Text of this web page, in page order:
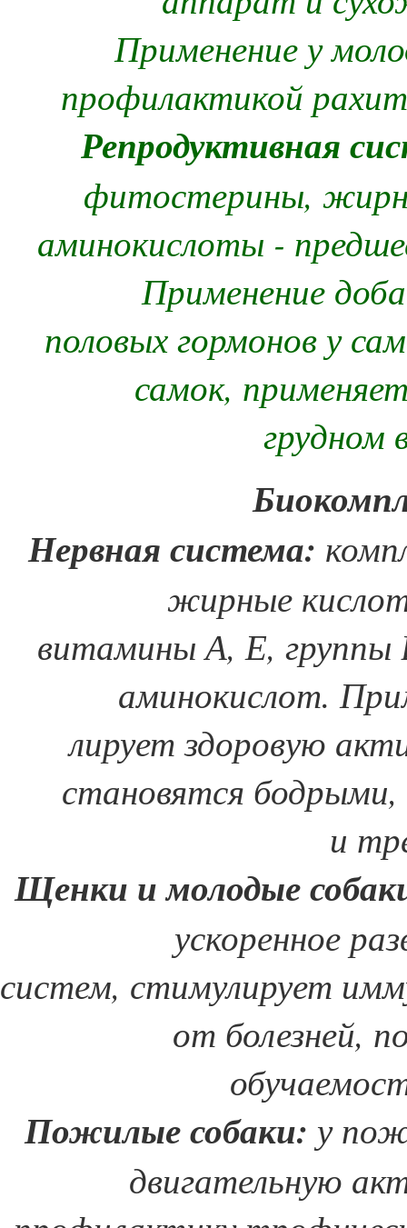
Применение у
профилактикой
Репродуктивная
фитостерины,
аминокислоты -
Применение
половых гормонов у
самок,
грудном
Нервная система:
жирные
витамины А, Е, группы
аминокислот.
лирует здоровую
становятся
и
Щенки и молодые
ускоренное
систем, стимулирует
от болезней,
Пожилые собаки: у
двигательную